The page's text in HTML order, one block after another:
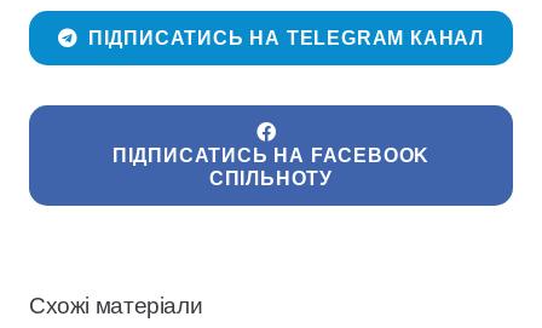
ПІДПИСАТИСЬ НА TELEGRAM КАНАЛ
ПІДПИСАТИСЬ НА FACEBOOK
СПІЛЬНОТУ
Схожі матеріали